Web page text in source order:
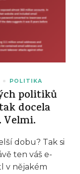
POLITIKA
politiků
docela
Velmi.
dobu? Tak si
ten váš e-
v nějakém